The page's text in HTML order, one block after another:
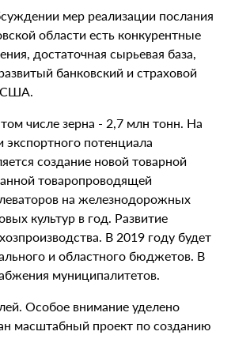
мер реализации послания
области есть конкурентные
достаточная сырьевая база,
банковский и страховой
США.
числе зерна - 2,7 млн тонн. На
потенциала
создание новой товарной
товаропроводящей
на железнодорожных
культур в год. Развитие
В 2019 году будет
и областного бюджетов. В
муниципалитетов.
Особое внимание уделено
масштабный проект по созданию